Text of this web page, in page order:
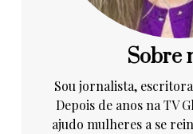
Sobre
Sou jornalista,
Depois de anos na TV
ajudo mulheres a se